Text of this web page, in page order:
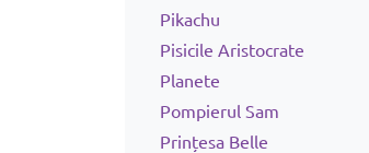
Pikachu
Pisicile Aristocrate
Planete
Pompierul Sam
Prințesa Belle